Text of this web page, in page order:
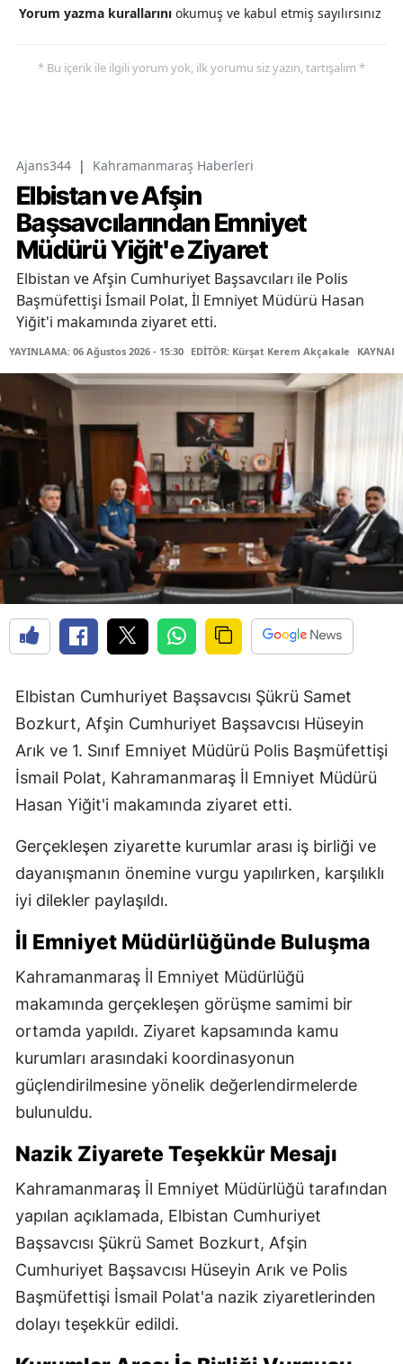
Yorum yazma kurallarını okumuş ve kabul etmiş sayılırsınız
* Bu içerik ile ilgili yorum yok, ilk yorumu siz yazın, tartışalım *
Ajans344 | Kahramanmaraş Haberleri
Elbistan ve Afşin
Başsavcılarından Emniyet
Müdürü Yiğit'e Ziyaret
Elbistan ve Afşin Cumhuriyet Başsavcıları ile Polis
Başmüfettişi İsmail Polat, İl Emniyet Müdürü Hasan
Yiğit'i makamında ziyaret etti.
YAYINLAMA: 06 Ağustos 2026 - 15:30 EDİTÖR: Kürşat Kerem Akçakale
Elbistan Cumhuriyet Başsavcısı Şükrü Samet
Bozkurt, Afşin Cumhuriyet Başsavcısı Hüseyin
Arık ve 1. Sınıf Emniyet Müdürü Polis Başmüfettişi
İsmail Polat, Kahramanmaraş İl Emniyet Müdürü
Hasan Yiğit'i makamında ziyaret etti.
Gerçekleşen ziyarette kurumlar arası iş birliği ve
dayanışmanın önemine vurgu yapılırken, karşılıklı
iyi dilekler paylaşıldı.
İl Emniyet Müdürlüğünde Buluşma
Kahramanmaraş İl Emniyet Müdürlüğü
makamında gerçekleşen görüşme samimi bir
ortamda yapıldı. Ziyaret kapsamında kamu
kurumları arasındaki koordinasyonun
güçlendirilmesine yönelik değerlendirmelerde
bulunuldu.
Nazik Ziyarete Teşekkür Mesajı
Kahramanmaraş İl Emniyet Müdürlüğü tarafından
yapılan açıklamada, Elbistan Cumhuriyet
Başsavcısı Şükrü Samet Bozkurt, Afşin
Cumhuriyet Başsavcısı Hüseyin Arık ve Polis
Başmüfettişi İsmail Polat'a nazik ziyaretlerinden
dolayı teşekkür edildi.